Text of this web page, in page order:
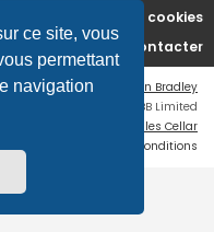
ce site, vous
permettant
navigation
Supprimer les cookies
Nous contacter
Flat Style by
Ian Bradley
® Forum Software © phpBB Limited
française officielle
Miles Cellar
Conditions